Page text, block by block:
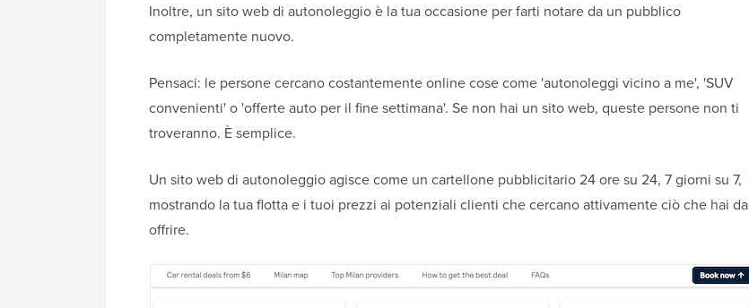
Inoltre, un sito web di autonoleggio è la tua occasione per farti notare da un pubblico
completamente nuovo.
Pensaci: le persone cercano costantemente online cose come 'autonoleggi vicino a me', 'SUV
convenienti' o 'offerte auto per il fine settimana'. Se non hai un sito web, queste persone non ti
troveranno. È semplice.
Un sito web di autonoleggio agisce come un cartellone pubblicitario 24 ore su 24, 7 giorni su 7,
mostrando la tua flotta e i tuoi prezzi ai potenziali clienti che cercano attivamente ciò che hai da
offrire.